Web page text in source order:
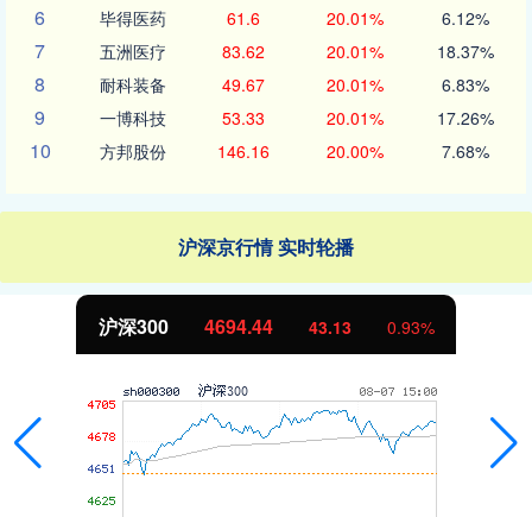
6 毕得医药 61.6 20.01% 6.12%
7 五洲医疗 83.62 20.01% 18.37%
8 耐科装备 49.67 20.01% 6.83%
9 一博科技 53.33 20.01% 17.26%
10 方邦股份 146.16 20.00% 7.68%
沪深京行情 实时轮播
沪深300 4694.44 43.13 0.93%